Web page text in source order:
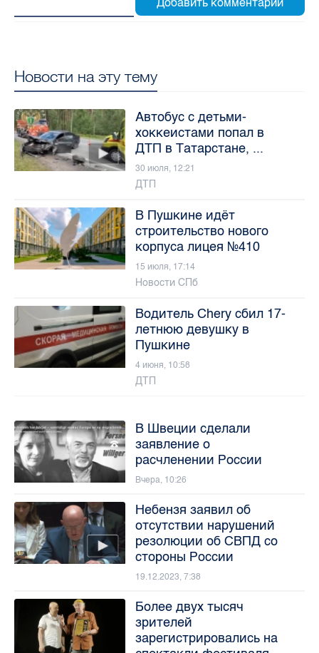
Новости на эту тему
Автобус с детьми-
хоккеистами попал в
ДТП в Татарстане, ...
30 июля, 12:21
ДТП
В Пушкине идёт
строительство нового
корпуса лицея №410
15 июля, 17:14
Новости СПб
Водитель Chery сбил 17-
летнюю девушку в
Пушкине
4 июня, 10:58
ДТП
В Швеции сделали
заявление о
расчленении России
Вчера, 10:26
Небензя заявил об
отсутствии нарушений
резолюции об СВПД со
стороны России
19.12.2023, 7:38
Более двух тысяч
зрителей
зарегистрировались на